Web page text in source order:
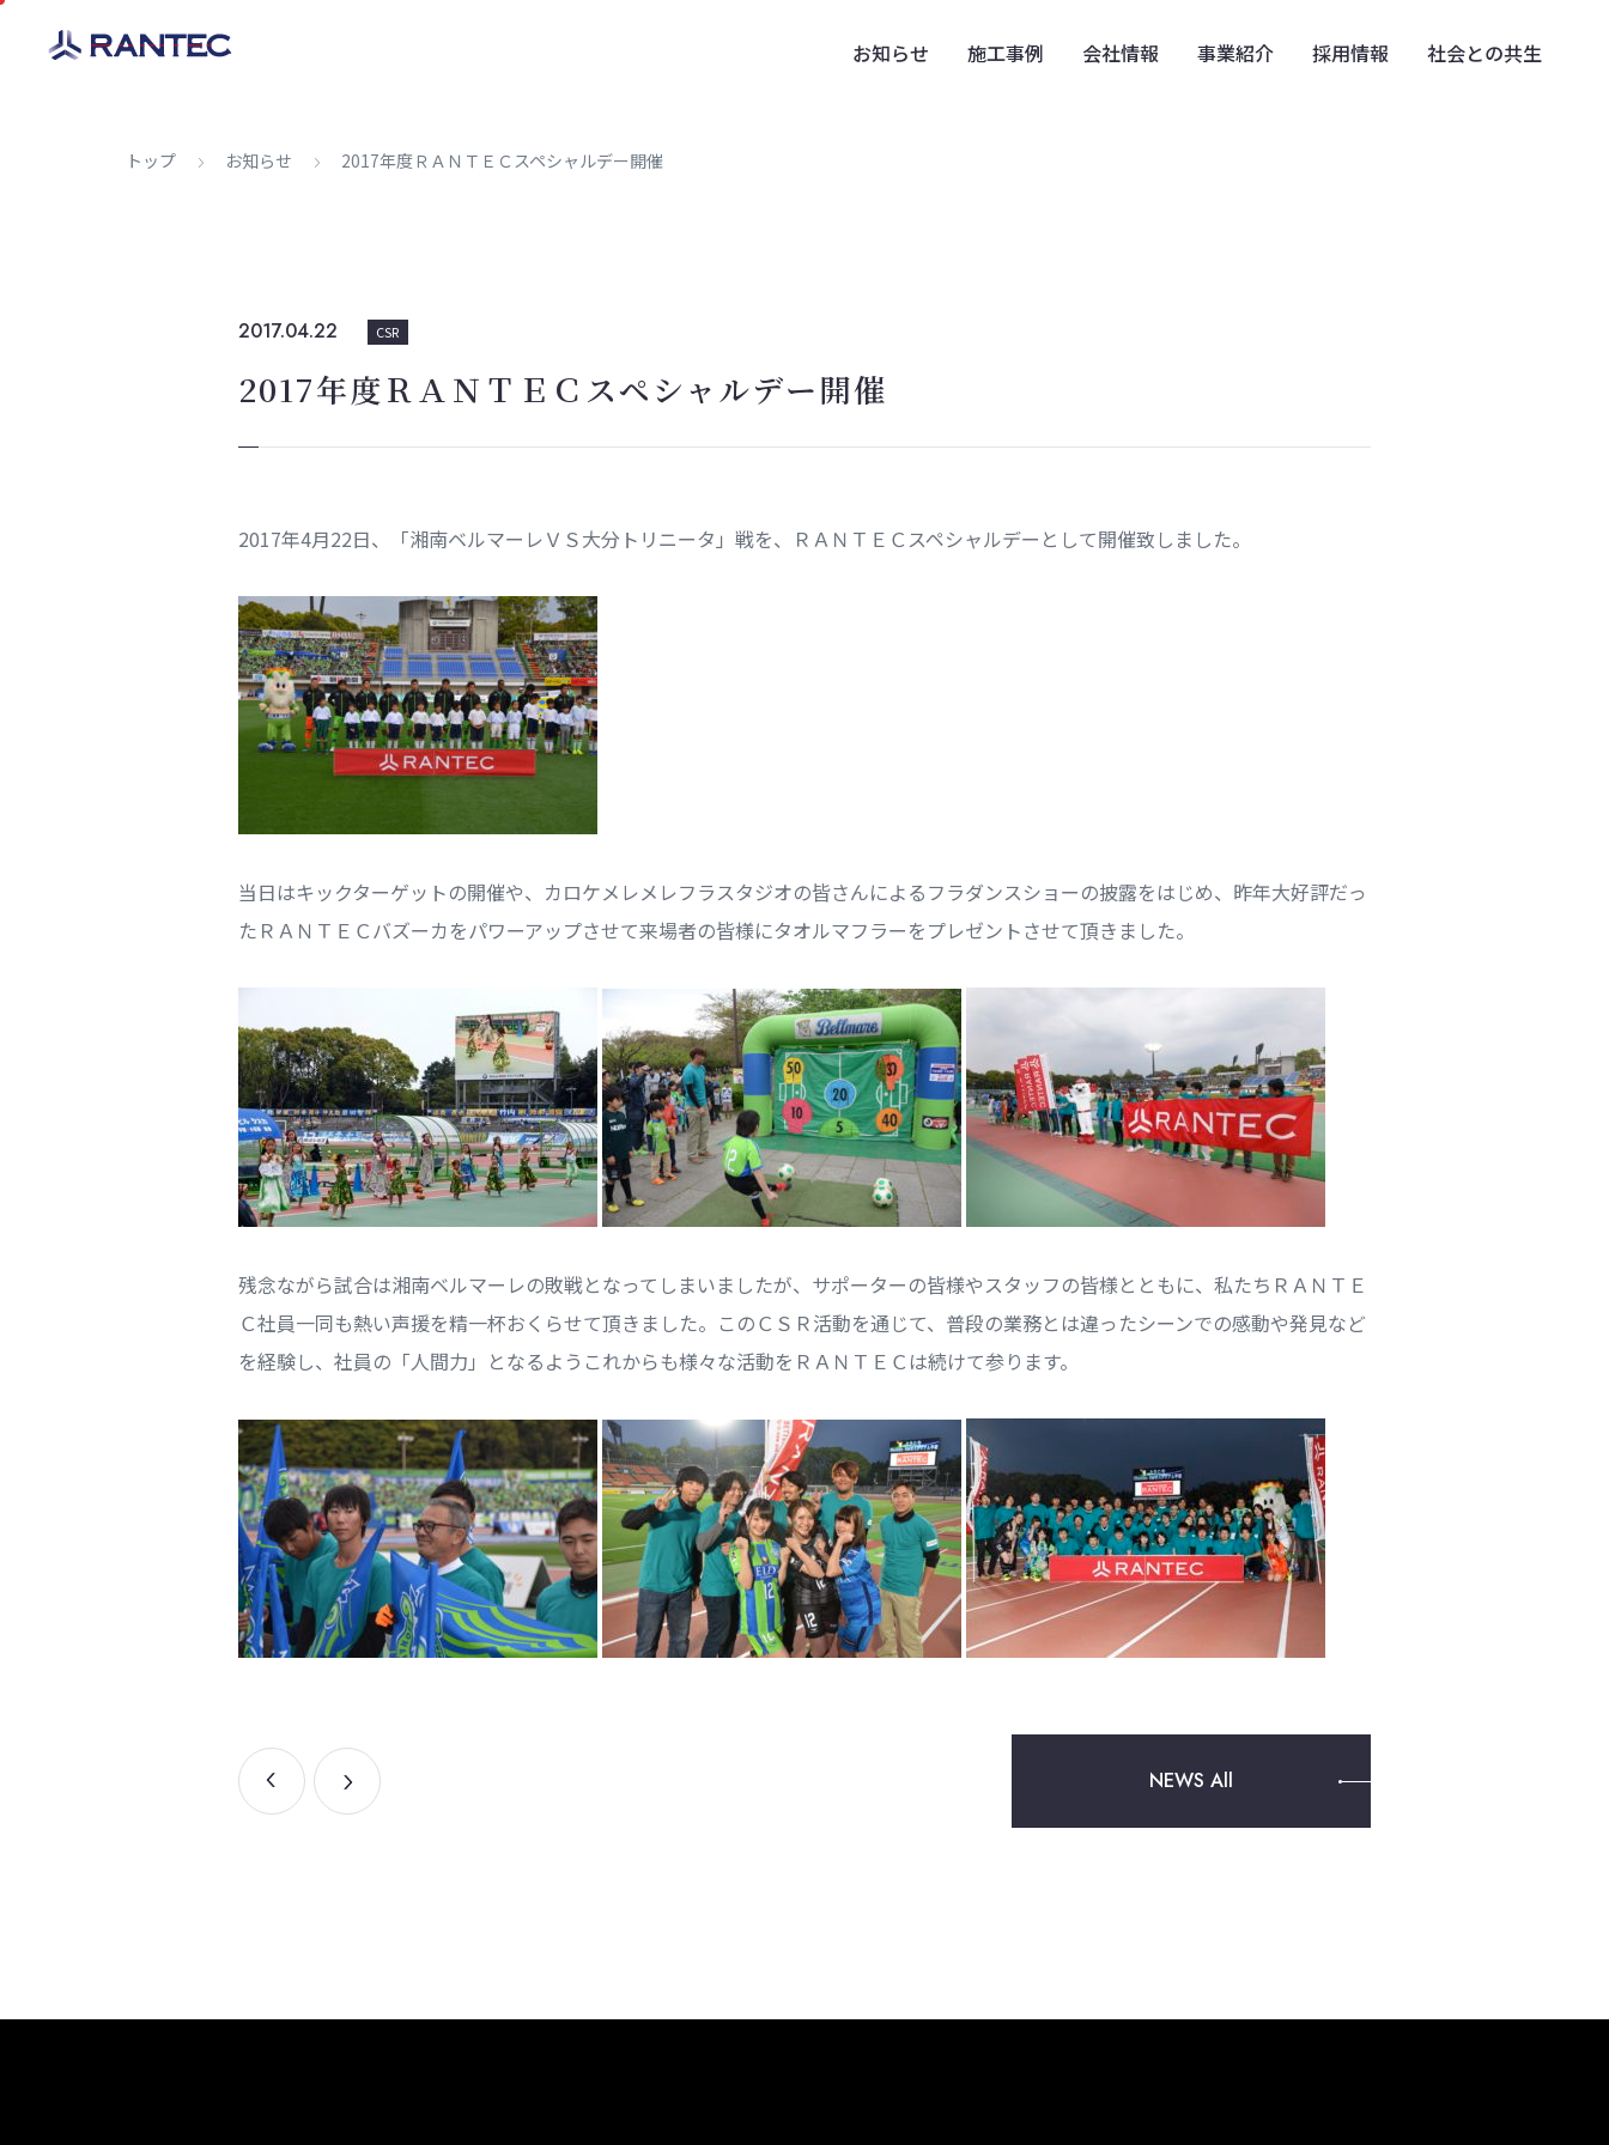
お知らせ 施工事例 会社情報 事業紹介 採用情報 社会との共生
トップ お知らせ 2017年度ＲＡＮＴＥＣスペシャルデー開催
2017.04.22 CSR
2017年度ＲＡＮＴＥＣスペシャルデー開催
2017年4月22日、「湘南ベルマーレＶＳ大分トリニータ」戦を、ＲＡＮＴＥＣスペシャルデーとして開催致しました。
当日はキックターゲットの開催や、カロケメレメレフラスタジオの皆さんによるフラダンスショーの披露をはじめ、昨年大好評だっ
たＲＡＮＴＥＣバズーカをパワーアップさせて来場者の皆様にタオルマフラーをプレゼントさせて頂きました。
残念ながら試合は湘南ベルマーレの敗戦となってしまいましたが、サポーターの皆様やスタッフの皆様とともに、私たちＲＡＮＴＥ
Ｃ社員一同も熱い声援を精一杯おくらせて頂きました。このＣＳＲ活動を通じて、普段の業務とは違ったシーンでの感動や発見など
を経験し、社員の「人間力」となるようこれからも様々な活動をＲＡＮＴＥＣは続けて参ります。
NEWS All